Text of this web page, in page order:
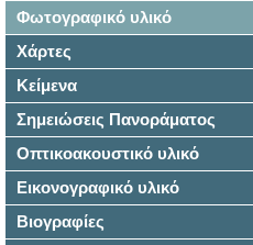
Φωτογραφικό υλικό
Χάρτες
Κείμενα
Σημειώσεις Πανοράματος
Οπτικοακουστικό υλικό
Εικονογραφικό υλικό
Βιογραφίες